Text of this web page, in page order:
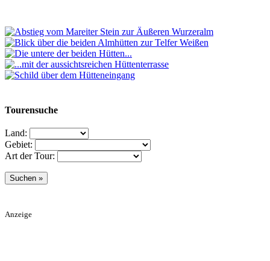
Tourensuche
Land:
Gebiet:
Art der Tour:
Anzeige